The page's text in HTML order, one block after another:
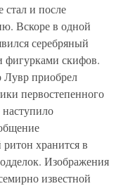
стал и после
Вскоре в одной
серебряный
фигурками скифов.
Лувр приобрел
первостепенного
наступило
хранится в
Изображения
известной